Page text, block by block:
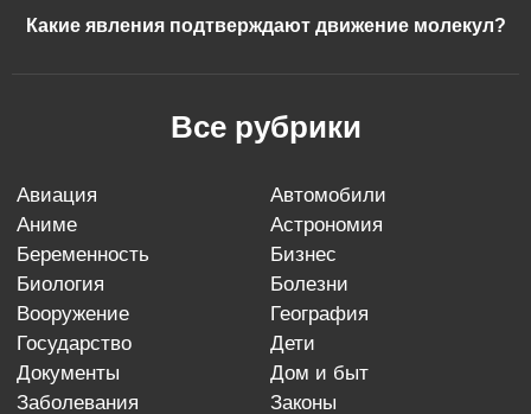
Какие явления подтверждают движение молекул?
Все рубрики
авиация
автомобили
аниме
астрономия
беременность
бизнес
биология
болезни
вооружение
география
государство
дети
документы
дом и быт
заболевания
законы